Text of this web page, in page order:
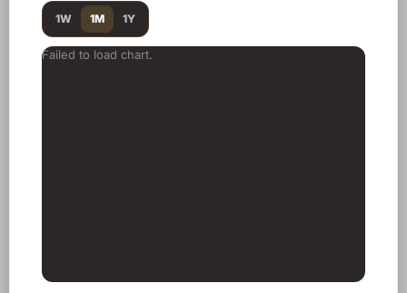
1W 1M 1Y
Failed to load chart.